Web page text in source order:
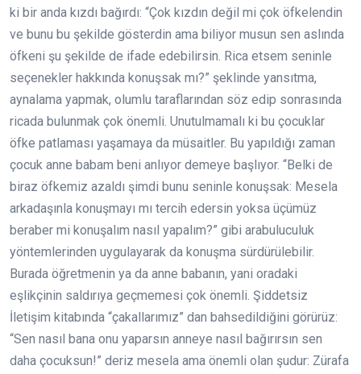
ki bir anda kızdı bağırdı: “Çok kızdın değil mi çok öfkelendin
ve bunu bu şekilde gösterdin ama biliyor musun sen aslında
öfkeni şu şekilde de ifade edebilirsin. Rica etsem seninle
seçenekler hakkında konuşsak mı?” şeklinde yansıtma,
aynalama yapmak, olumlu taraflarından söz edip sonrasında
ricada bulunmak çok önemli. Unutulmamalı ki bu çocuklar
öfke patlaması yaşamaya da müsaitler. Bu yapıldığı zaman
çocuk anne babam beni anlıyor demeye başlıyor. “Belki de
biraz öfkemiz azaldı şimdi bunu seninle konuşsak: Mesela
arkadaşınla konuşmayı mı tercih edersin yoksa üçümüz
beraber mi konuşalım nasıl yapalım?” gibi arabuluculuk
yöntemlerinden uygulayarak da konuşma sürdürülebilir.
Burada öğretmenin ya da anne babanın, yani oradaki
eşlikçinin saldırıya geçmemesi çok önemli. Şiddetsiz
İletişim kitabında “çakallarımız” dan bahsedildiğini görürüz:
“Sen nasıl bana onu yaparsın anneye nasıl bağırırsın sen
daha çocuksun!” deriz mesela ama önemli olan şudur: Zürafa